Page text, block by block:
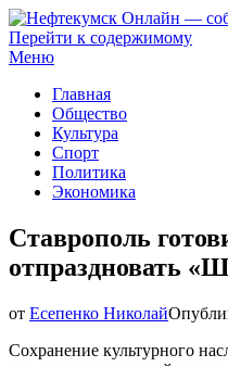
Нефтекумск Онлайн —
Перейти к содержимому
Меню
Главная
Общество
Культура
Спорт
Политика
Экономика
Ставрополь
отпраздновать
от Есепенко Николай
Сохранение культурного